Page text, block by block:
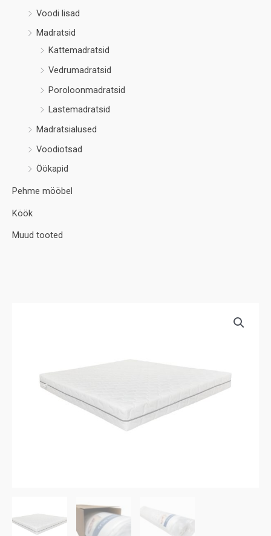
Voodi lisad
Madratsid
Kattemadratsid
Vedrumadratsid
Poroloonmadratsid
Lastemadratsid
Madratsialused
Voodiotsad
Öökapid
Pehme mööbel
Köök
Muud tooted